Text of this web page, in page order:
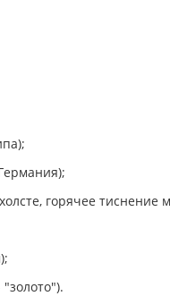
горячее тиснение